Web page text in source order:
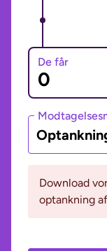
De får
Download
optankning